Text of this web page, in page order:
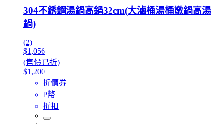
304不銹鋼湯鍋高鍋32cm(大滷桶湯桶燉鍋高湯
鍋)
(2)
$1,056
(售價已折)
$1,200
折價券
P幣
折扣